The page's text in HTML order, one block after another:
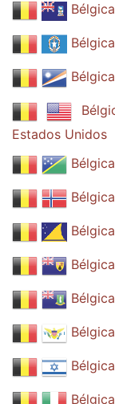
Estados Unidos